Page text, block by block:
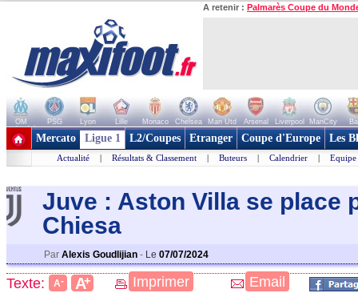
A retenir : Palmarès Coupe du
OM PSG Lyon Lille Monaco Chelsea Man Utd Arsenal Liverpool ManCity
+ de clubs
Mercato Ligue 1 L2/Coupes Etranger Coupe d'Europe Les
Actualité | Résultats & Classement | Buteurs | Calendrier | Equipe
Juve : Aston Villa se place
Chiesa
Par Alexis Goudlijian - Le 07/07/2024
Texte: A- A+ Imprimer Email